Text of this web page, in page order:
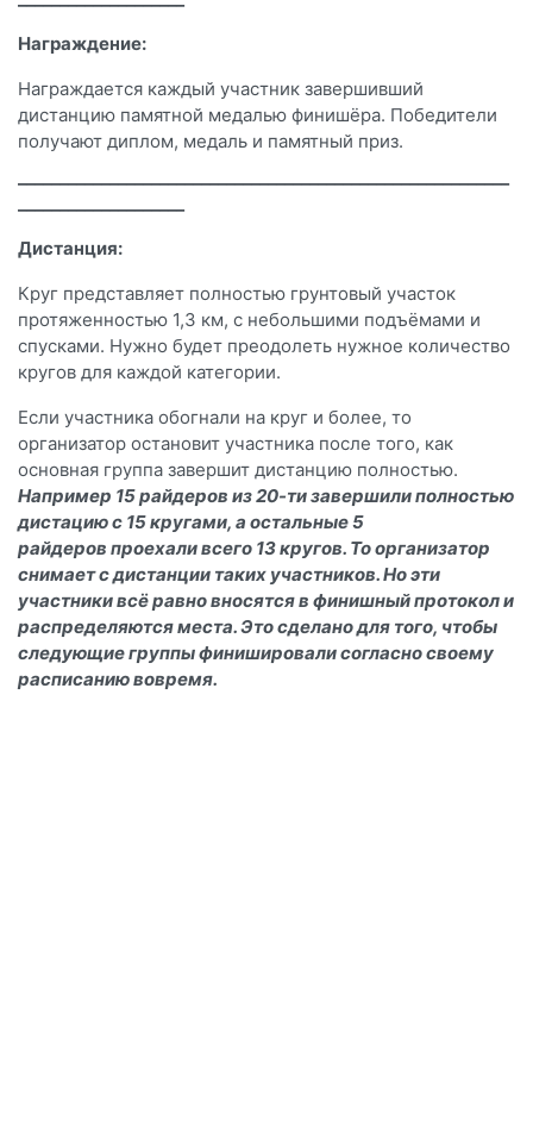
Награждение:
Награждается каждый участник завершивший
дистанцию памятной медалью финишёра. Победители
получают диплом, медаль и памятный приз.
Дистанция:
Круг представляет полностью грунтовый участок
протяженностью 1,3 км, с небольшими подъёмами и
спусками. Нужно будет преодолеть нужное количество
кругов для каждой категории.
Если участника обогнали на круг и более, то
организатор остановит участника после того, как
основная группа завершит дистанцию полностью.
Например 15 райдеров из 20-ти завершили полностью
дистацию с 15 кругами, а остальные 5
райдеров проехали всего 13 кругов. То организатор
снимает с дистанции таких участников. Но эти
участники всё равно вносятся в финишный протокол и
распределяются места. Это сделано для того, чтобы
следующие группы финишировали согласно своему
расписанию вовремя.